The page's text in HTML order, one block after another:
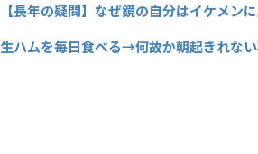
【長年の疑問】なぜ鏡の自分はイケメン
生ハムを毎日食べる→何故か朝起きれな